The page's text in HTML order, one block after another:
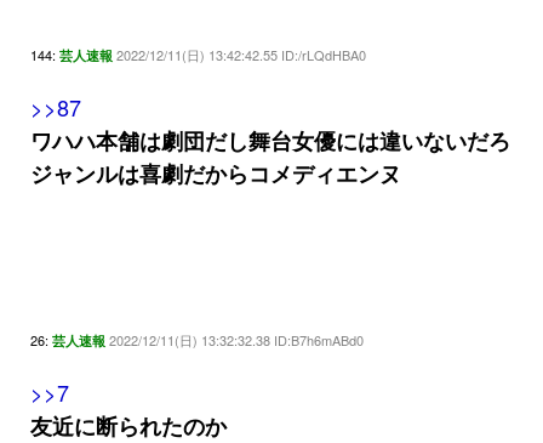
144: 芸人速報 2022/12/11(日) 13:42:42.55 ID:/rLQdHBA0
>>87
ワハハ本舗は劇団だし舞台女優には違いないだろ
ジャンルは喜劇だからコメディエンヌ
26: 芸人速報 2022/12/11(日) 13:32:32.38 ID:B7h6mABd0
>>7
友近に断られたのか